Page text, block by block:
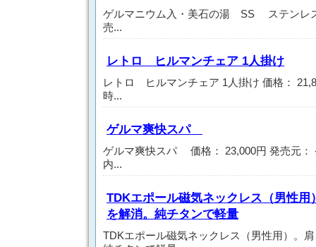
ゲルマニウム入・美石の湯 SS ステンレ
売...
レトロ ヒルマンチェア 1人掛け
レトロ ヒルマンチェア 1人掛け 価格：
時...
ゲルマ爽快スパ
ゲルマ爽快スパ 価格： 23,000円 発売元：
内...
TDKエポール磁気ネックレス（男性用
を解消。純チタンで軽量
TDKエポール磁気ネックレス（男性用）。